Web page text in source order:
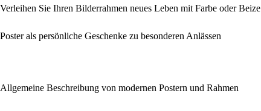
Verleihen Sie Ihren Bilderrahmen neues Leben mit Farbe oder Beize
Poster als persönliche Geschenke zu besonderen Anlässen
Allgemeine Beschreibung von modernen Postern und Rahmen